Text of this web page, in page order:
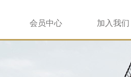
会员中心 加入我们